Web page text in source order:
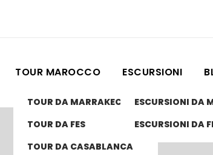
TOUR MAROCCO
TOUR DA MARRAKECH
TOUR DA FES
TOUR DA CASABLANCA
ESCURSIONI
ESCURSIONI DA
ESCURSIONI DA